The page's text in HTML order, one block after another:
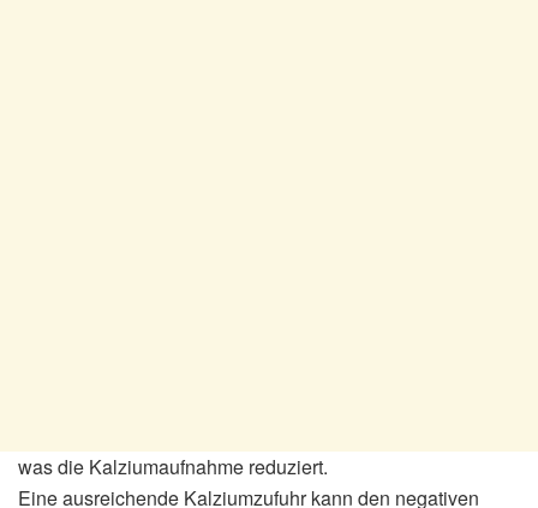
was die Kalziumaufnahme reduziert.
Eine ausreichende Kalziumzufuhr kann den negativen